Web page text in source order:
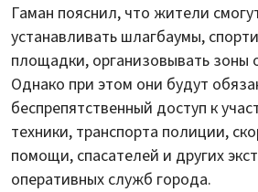
Гаман пояснил, что жители
устанавливать шлагбаумы,
площадки, организовывать зоны
Однако при этом они будут
беспрепятственный доступ к
техники, транспорта полиции,
помощи, спасателей и других
оперативных служб города.